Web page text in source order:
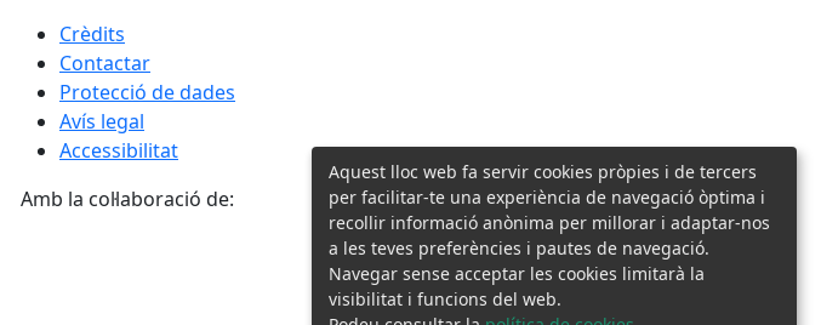
Crèdits
Contactar
Protecció de dades
Avís legal
Accessibilitat
Amb la col·laboració de:
Aquest lloc web fa servir cookies pròpies i de tercers
per facilitar-te una experiència de navegació òptima i
recollir informació anònima per millorar i adaptar-nos
a les teves preferències i pautes de navegació.
Navegar sense acceptar les cookies limitarà la
visibilitat i funcions del web.